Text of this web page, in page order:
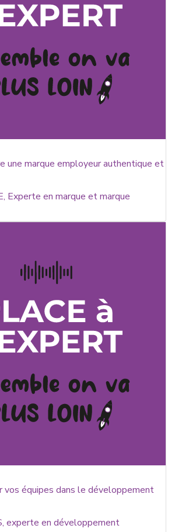
une marque employeur authentique et
Experte en marque et marque
vos équipes dans le développement
experte en développement